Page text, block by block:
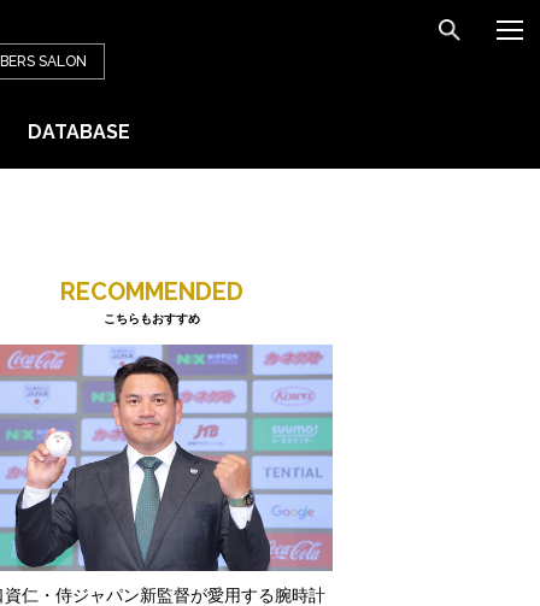
SALON
DATABASE
RECOMMENDED
こちらもおすすめ
資仁・侍ジャパン新監督が愛用する腕時計